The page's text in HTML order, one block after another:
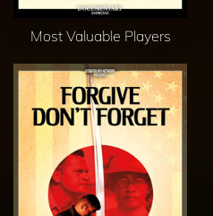
Most Valuable Players